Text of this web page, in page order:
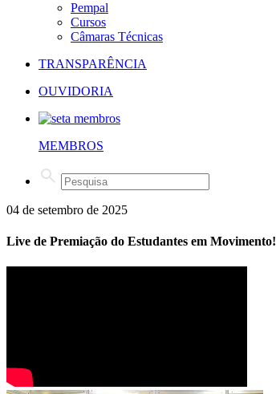
Pempal
Cursos
Câmaras Técnicas
TRANSPARÊNCIA
OUVIDORIA
MEMBROS
04 de setembro de 2025
Live de Premiação do Estudantes em Movimento!